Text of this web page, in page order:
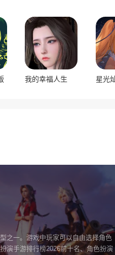
我的幸福人生
之一。游戏中玩家可以自由选择角色
演手游排行榜2026前十名、角色扮演